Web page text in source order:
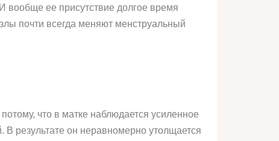
вообще ее присутствие долгое время
почти всегда меняют менструальный
что в матке наблюдается усиленное
В результате он неравномерно утолщается